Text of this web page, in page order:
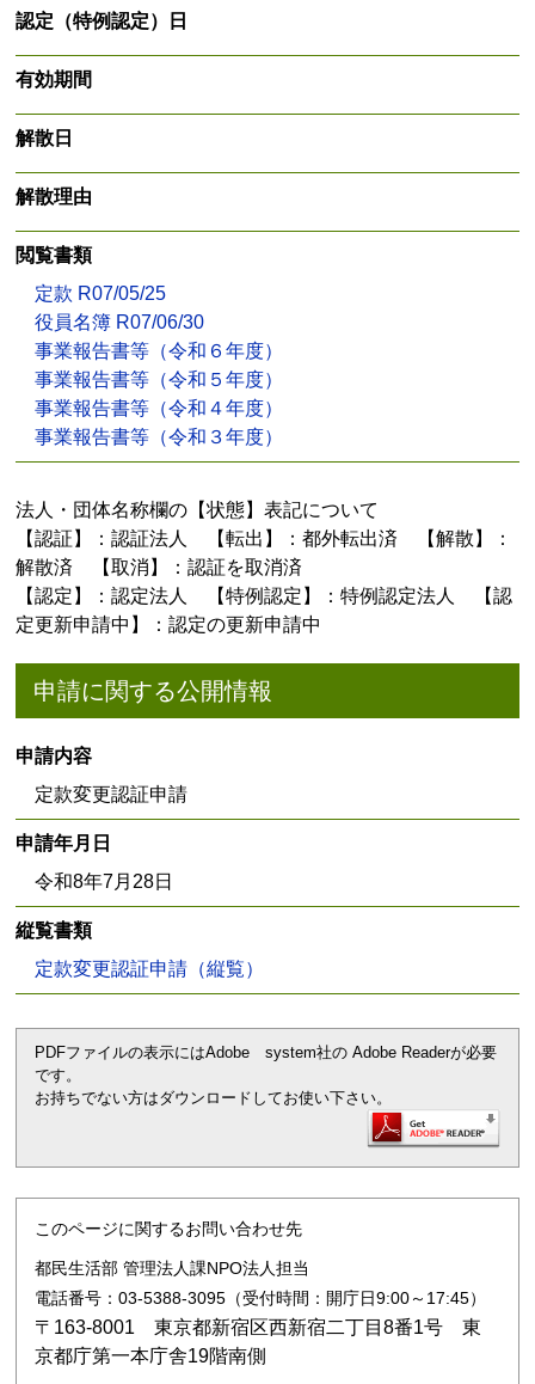
認定（特例認定）日
有効期間
解散日
解散理由
閲覧書類
定款 R07/05/25
役員名簿 R07/06/30
事業報告書等（令和６年度）
事業報告書等（令和５年度）
事業報告書等（令和４年度）
事業報告書等（令和３年度）
法人・団体名称欄の【状態】表記について
【認証】：認証法人 【転出】：都外転出済 【解散】：
解散済 【取消】：認証を取消済
【認定】：認定法人 【特例認定】：特例認定法人 【認
定更新申請中】：認定の更新申請中
申請に関する公開情報
申請内容
定款変更認証申請
申請年月日
令和8年7月28日
縦覧書類
定款変更認証申請（縦覧）
PDFファイルの表示にはAdobe system社の Adobe Readerが必要
です。
お持ちでない方はダウンロードしてお使い下さい。
このページに関するお問い合わせ先
都民生活部 管理法人課NPO法人担当
電話番号：03-5388-3095（受付時間：開庁日9:00～17:45）
〒163-8001 東京都新宿区西新宿二丁目8番1号 東
京都庁第一本庁舎19階南側